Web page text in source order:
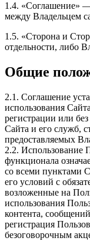
1.4. «Соглашение»
между Владельцем
1.5. «Сторона и
отдельности, либо
Общие
2.1. Соглашение
использования
регистрации или
Сайта и его служб,
предоставляемых
2.2. Использование
функционала
со всеми пунктами
его условий с
возложенные на
использования
контента,
регистрация
безоговорочным